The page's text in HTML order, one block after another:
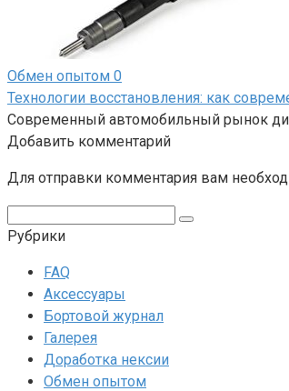
Обмен опытом 0
Технологии восстановления: как
Современный автомобильный рынок
Добавить комментарий
Для отправки комментария вам
Рубрики
FAQ
Аксессуары
Бортовой журнал
Галерея
Доработка нексии
Обмен опытом